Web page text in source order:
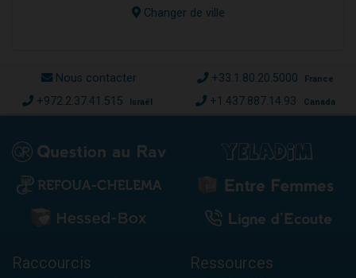
Changer de ville
Nous contacter +33.1.80.20.5000 France
+972.2.37.41.515 Israël +1.437.887.14.93 Canada
Raccourcis Ressources